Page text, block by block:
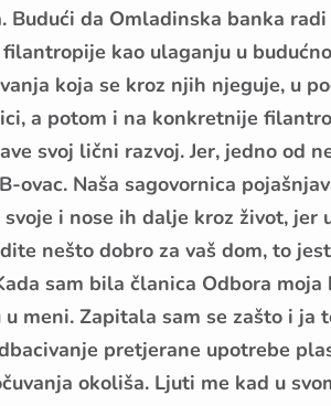
Budući da Omladinska banka
kao ulaganju u
koja se kroz njih njeguje, u
a potom i na konkretnije
svoj lični razvoj. Jer, jedno od
ovac. Naša sagovornica
i nose ih dalje kroz život, jer
nešto dobro za vaš dom, to
sam bila članica Odbora
meni. Zapitala sam se zašto i ja
pretjerane upotrebe
okoliša. Ljuti me kad u